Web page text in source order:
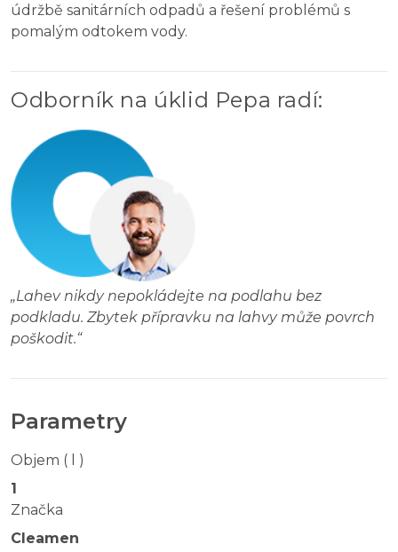
údržbě sanitárních odpadů a řešení problémů s
pomalým odtokem vody.
Odborník na úklid Pepa radí:
„Lahev nikdy nepokládejte na podlahu bez
podkladu. Zbytek přípravku na lahvy může povrch
poškodit.“
Parametry
Objem ( l )
1
Značka
Cleamen